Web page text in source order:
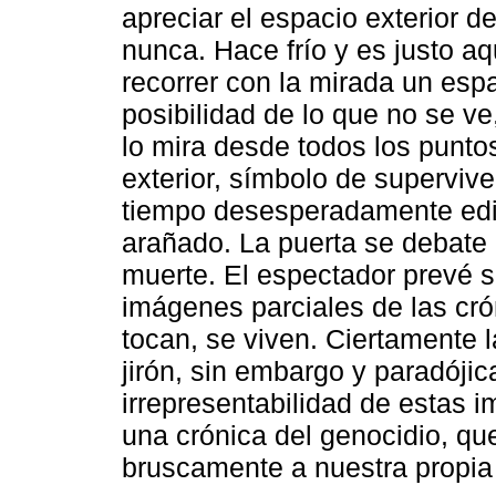
apreciar el espacio exterior
nunca. Hace frío y es justo
recorrer con la mirada un
posibilidad de lo que no se
lo mira desde todos los
exterior, símbolo de
tiempo desesperadamente
arañado. La puerta se
muerte. El espectador prevé
imágenes parciales de las
tocan, se viven. Ciertamente
jirón, sin embargo y
irrepresentabilidad de estas
una crónica del genocidio,
bruscamente a nuestra